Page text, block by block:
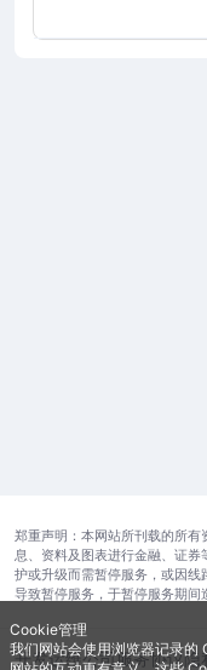
郑重声明：本网站所刊载的所
息、资料及图表进行金融、证
护或升级而需暂停服务，或因
导致暂停服务，于暂停服务期间
开发运维公司服务协议隐
Cookie管理
我们网站会使用浏览器记录的